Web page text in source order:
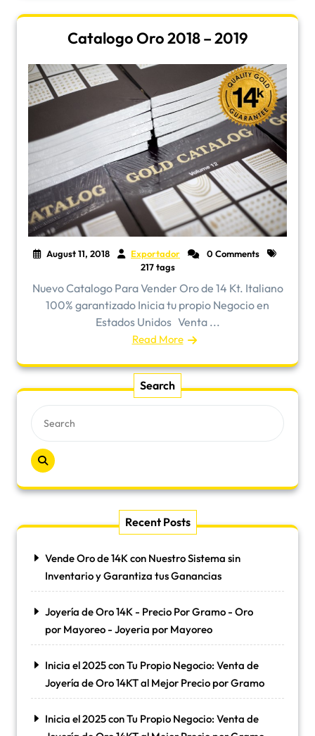
Catalogo Oro 2018 – 2019
August 11, 2018 Exportador
0 Comments
217 tags
Nuevo Catalogo Para Vender Oro de 14 Kt. Italiano
100% garantizado Inicia tu propio Negocio en
Estados Unidos Venta ...
Read More
Search
Recent Posts
Vende Oro de 14K con Nuestro Sistema sin
Inventario y Garantiza tus Ganancias
Joyería de Oro 14K - Precio Por Gramo - Oro
por Mayoreo - Joyeria por Mayoreo
Inicia el 2025 con Tu Propio Negocio: Venta de
Joyería de Oro 14KT al Mejor Precio por Gramo
Inicia el 2025 con Tu Propio Negocio: Venta de